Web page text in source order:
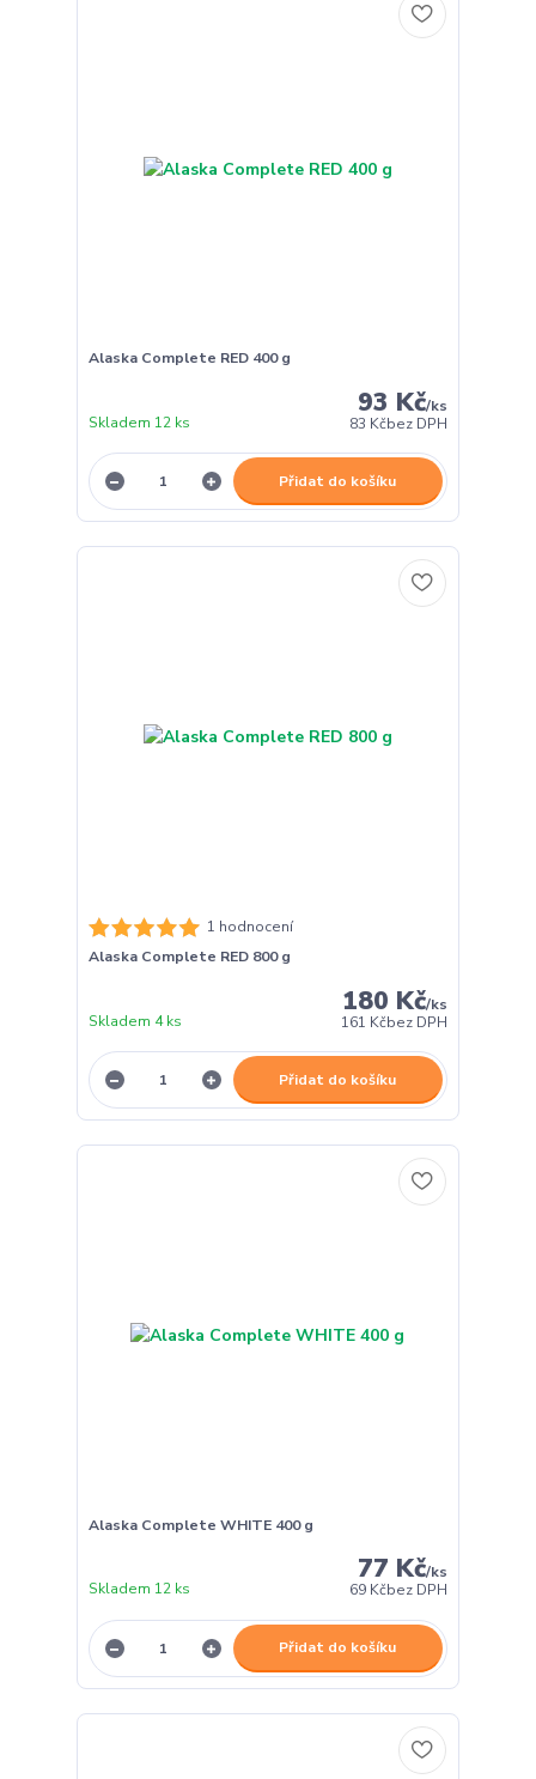
Alaska Complete RED 400 g
93 Kč/ks
83 Kčbez DPH
Skladem 12 ks
Přidat do košíku
1 hodnocení
Alaska Complete RED 800 g
180 Kč/ks
161 Kčbez DPH
Skladem 4 ks
Přidat do košíku
Alaska Complete WHITE 400 g
77 Kč/ks
69 Kčbez DPH
Skladem 12 ks
Přidat do košíku